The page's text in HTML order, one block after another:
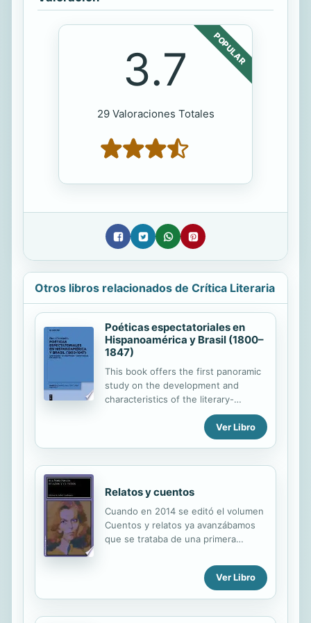
POPULAR
3.7
29 Valoraciones Totales
Otros libros relacionados de Crítica Literaria
Poéticas espectatoriales en
Hispanoamérica y Brasil (1800–
1847)
This book offers the first panoramic
study on the development and
characteristics of the literary-
journalistic genre of spectator
periodicals in Hispanic America and
Brazil. After contextualizing these
processes of 19th-century American
coexistence modes and esthetics
they disseminated.
Ver Libro
Relatos y cuentos
Cuando en 2014 se editó el volumen
Cuentos y relatos ya avanzábamos
que se trataba de una primera
completan y conforman el total de la
narrativa breve de Ana María
Navales. Se recogen textos
Ver Libro